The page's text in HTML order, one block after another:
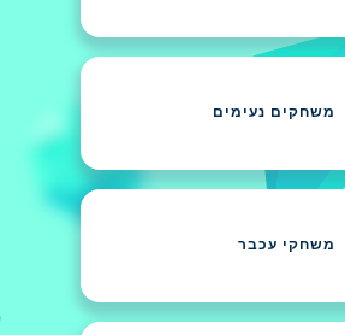
משחקים נעימים
משחקי עכבר